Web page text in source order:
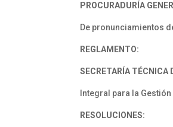
PROCURADURÍA
De pronunciamientos
REGLAMENTO:
SECRETARÍA TÉCNICA
Integral para la
RESOLUCIONES: